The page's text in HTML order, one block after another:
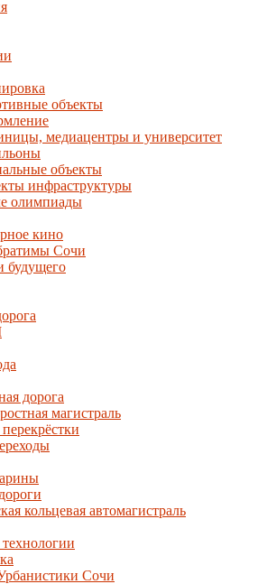
объекты
медиацентры и университет
объекты
инфраструктуры
олимпиады
кино
Сочи
будущего
дорога
магистраль
кольцевая автомагистраль
Сочи